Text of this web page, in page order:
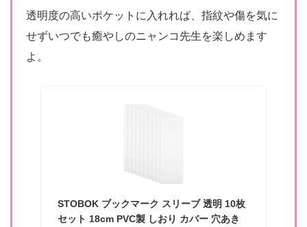
透明度の高いポケットに入れれば、指紋や傷を気に
せずいつでも癒やしのニャンコ先生を楽しめます
よ。
STOBOK ブックマーク スリーブ 透明 10枚
セット 18cm PVC製 しおり カバー 穴あき